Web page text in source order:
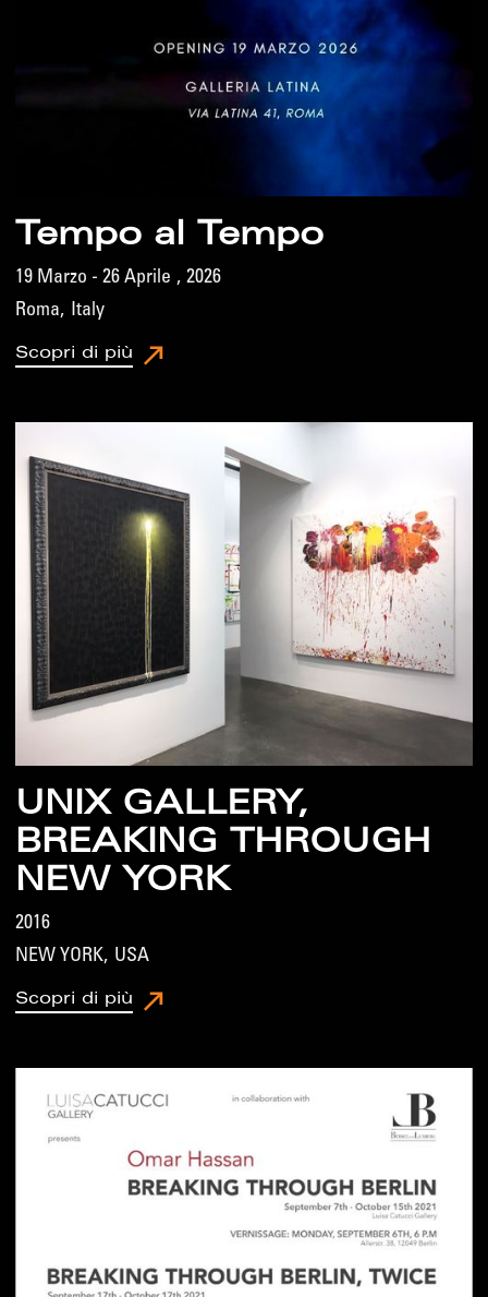
Tempo al Tempo
19 Marzo - 26 Aprile , 2026
Roma, Italy
Scopri di più
UNIX GALLERY,
BREAKING THROUGH
NEW YORK
2016
NEW YORK, USA
Scopri di più